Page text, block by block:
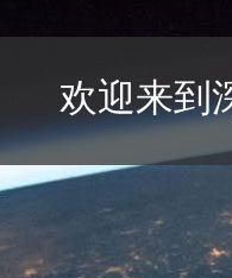
欢迎来到